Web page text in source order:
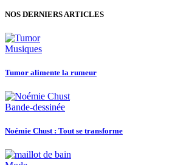
NOS DERNIERS ARTICLES
Musiques
Tumor alimente la rumeur
Bande-dessinée
Noémie Chust : Tout se transforme